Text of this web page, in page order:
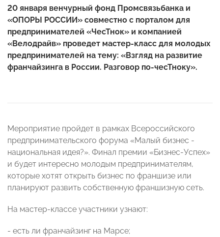
20 января венчурный фонд Промсвязьбанка и
«ОПОРЫ РОССИИ» совместно с порталом для
предпринимателей «ЧесТнок» и компанией
«Велодрайв» проведет мастер-класс для молодых
предпринимателей на тему: «Взгляд на развитие
франчайзинга в России. Разговор по-чесТноку».
Мероприятие пройдет в рамках Всероссийского
предпринимательского форума «Малый бизнес -
национальная идея?». Финал премии «Бизнес-Успех»
и будет интересно молодым предпринимателям,
которые хотят открыть бизнес по франшизе или
планируют развить собственную франшизную сеть.
На мастер-классе участники узнают:
- есть ли франчайзинг на Марсе;